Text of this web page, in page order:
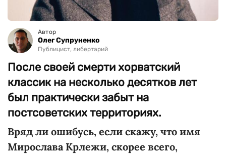
Автор
Олег Супруненко
Публицист, либертарий
После своей смерти хорватский
классик на несколько десятков лет
был практически забыт на
постсоветских территориях.
Вряд ли ошибусь, если скажу, что имя
Мирослава Крлежи, скорее всего,